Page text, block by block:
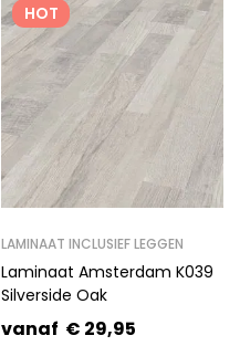
HOT
LAMINAAT INCLUSIEF LEGGEN
Laminaat Amsterdam K039
Silverside Oak
vanaf € 29,95